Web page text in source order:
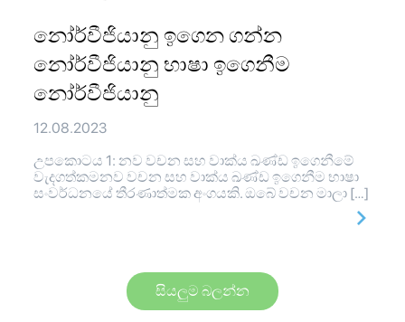
නෝර්වීජියානු ඉගෙන ගන්න
නෝර්වීජියානු භාෂා ඉගෙනීම
නෝර්වීජියානු
12.08.2023
උපකොටය 1: නව වචන සහ වාක්ය ඛණ්ඩ ඉගෙනීමේ
වැදගත්කමනව වචන සහ වාක්ය ඛණ්ඩ ඉගෙනීම භාෂා
සංවර්ධනයේ තීරණාත්මක අංගයකි. ඔබේ වචන මාලා […]
සියලුම බලන්න